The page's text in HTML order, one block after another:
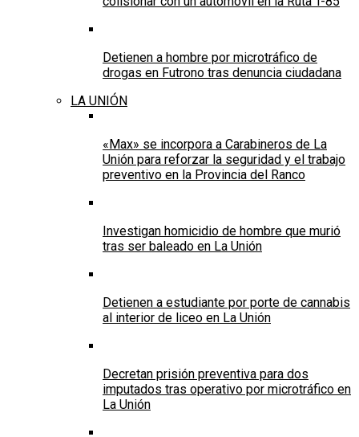
Detienen a hombre por microtráfico de
drogas en Futrono tras denuncia ciudadana
LA UNIÓN
«Max» se incorpora a Carabineros de La
Unión para reforzar la seguridad y el trabajo
preventivo en la Provincia del Ranco
Investigan homicidio de hombre que murió
tras ser baleado en La Unión
Detienen a estudiante por porte de cannabis
al interior de liceo en La Unión
Decretan prisión preventiva para dos
imputados tras operativo por microtráfico en
La Unión